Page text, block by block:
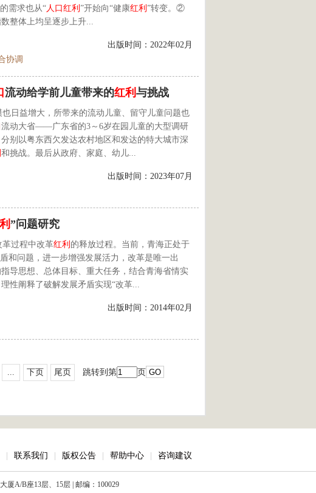
需求也从“人口 红利 ”开始向“健康红利 ”转变。②
整体上均呈逐步上升...
出版时间：2022年02月
协调
流动给学前儿童带来的红利 与挑战
也日益增大，所带来的流动儿童、留守儿童问题也
流动大省——广东省的3～6岁在园儿童的大型调研
别以粤东西欠发达农村地区和发达的特大城市深
和挑战。最后从政府、家庭、幼儿...
出版时间：2023年07月
”问题研究
过程中改革红利 的释放过程。当前，青海正处于
和问题，进一步增强发展活力，改革是唯一出
导思想、总体目标、重大任务，结合青海省情实
性阐释了破解发展矛盾实现“改革...
出版时间：2014年02月
... 下页 尾页 跳转到第 页
联系我们 版权公告 帮助中心 咨询建议
厦A/B座13层、15层 | 邮编：100029